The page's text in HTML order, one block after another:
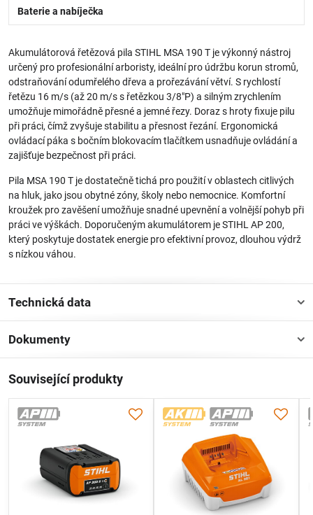
Baterie a nabíječka
Akumulátorová řetězová pila STIHL MSA 190 T je výkonný nástroj
určený pro profesionální arboristy, ideální pro údržbu korun stromů,
odstraňování odumřelého dřeva a prořezávání větví. S rychlostí
řetězu 16 m/s (až 20 m/s s řetězkou 3/8"P) a silným zrychlením
umožňuje mimořádně přesné a jemné řezy. Doraz s hroty fixuje pilu
při práci, čímž zvyšuje stabilitu a přesnost řezání. Ergonomická
ovládací páka s bočním blokovacím tlačítkem usnadňuje ovládání a
zajišťuje bezpečnost při práci.
Pila MSA 190 T je dostatečně tichá pro použití v oblastech citlivých
na hluk, jako jsou obytné zóny, školy nebo nemocnice. Komfortní
kroužek pro zavěšení umožňuje snadné upevnění a volnější pohyb při
práci ve výškách. Doporučeným akumulátorem je STIHL AP 200,
který poskytuje dostatek energie pro efektivní provoz, dlouhou výdrž
s nízkou váhou.
Technická data
Dokumenty
Související produkty